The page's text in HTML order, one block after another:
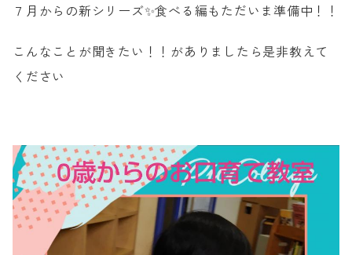
７月からの新シリーズ✨食べる編もただいま準備中！！
こんなことが聞きたい！！がありましたら是非教えて
ください